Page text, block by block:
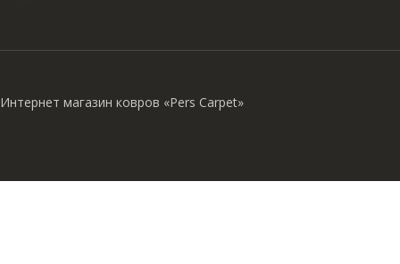
Интернет магазин ковров «Pers Carpet»